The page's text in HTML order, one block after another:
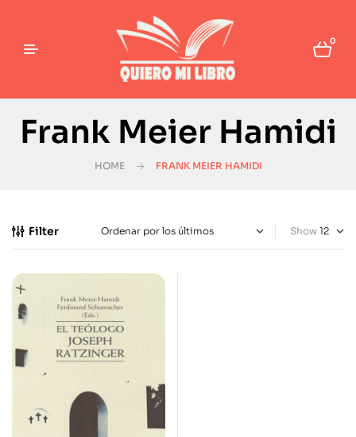
0
Frank Meier Hamidi
HOME FRANK MEIER HAMIDI
Filter Show